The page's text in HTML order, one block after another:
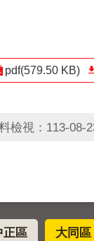
pdf(579.50 KB)
檢視：113-08-
正區 大同區